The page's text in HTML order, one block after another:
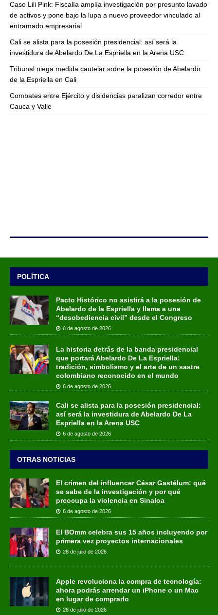
Caso Lili Pink: Fiscalía amplía investigación por presunto lavado
de activos y pone bajo la lupa a nuevo proveedor vinculado al
entramado empresarial
Cali se alista para la posesión presidencial: así será la
investidura de Abelardo De La Espriella en la Arena USC
Tribunal niega medida cautelar sobre la posesión de Abelardo
de la Espriella en Cali
Combates entre Ejército y disidencias paralizan corredor entre
Cauca y Valle
POLÍTICA
Pacto Histórico no asistirá a la posesión de
Abelardo de la Espriella y llama a una
“desobediencia civil” desde el Congreso
6 de agosto de 2026
La historia detrás de la banda presidencial
que portará Abelardo De La Espriella:
tradición, simbolismo y el arte de un sastre
colombiano reconocido en el mundo
6 de agosto de 2026
Cali se alista para la posesión presidencial:
así será la investidura de Abelardo De La
Espriella en la Arena USC
6 de agosto de 2026
OTRAS NOTICIAS
El crimen del influencer César Gastélum: qué
se sabe de la investigación y por qué
preocupa la violencia en Sinaloa
6 de agosto de 2026
El BOmm celebra sus 15 años incluyendo por
primera vez proyectos internacionales
28 de julio de 2026
Apple revoluciona la compra de tecnología:
ahora podrás arrendar un iPhone o un Mac
en lugar de comprarlo
28 de julio de 2026